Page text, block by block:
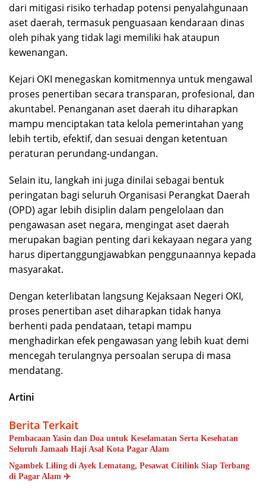
dari mitigasi risiko terhadap potensi penyalahgunaan
aset daerah, termasuk penguasaan kendaraan dinas
oleh pihak yang tidak lagi memiliki hak ataupun
kewenangan.
Kejari OKI menegaskan komitmennya untuk mengawal
proses penertiban secara transparan, profesional, dan
akuntabel. Penanganan aset daerah itu diharapkan
mampu menciptakan tata kelola pemerintahan yang
lebih tertib, efektif, dan sesuai dengan ketentuan
peraturan perundang-undangan.
Selain itu, langkah ini juga dinilai sebagai bentuk
peringatan bagi seluruh Organisasi Perangkat Daerah
(OPD) agar lebih disiplin dalam pengelolaan dan
pengawasan aset negara, mengingat aset daerah
merupakan bagian penting dari kekayaan negara yang
harus dipertanggungjawabkan penggunaannya kepada
masyarakat.
Dengan keterlibatan langsung Kejaksaan Negeri OKI,
proses penertiban aset diharapkan tidak hanya
berhenti pada pendataan, tetapi mampu
menghadirkan efek pengawasan yang lebih kuat demi
mencegah terulangnya persoalan serupa di masa
mendatang.
Artini
Berita Terkait
Pembacaan Yasin dan Doa untuk Keselamatan Serta Kesehatan
Seluruh Jamaah Haji Asal Kota Pagar Alam
Ngambek Liling di Ayek Lematang, Pesawat Citilink Siap Terbang
di Pagar Alam ✈️